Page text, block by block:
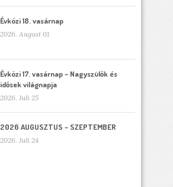
Évközi 18. vasárnap
2026. August 01
Évközi 17. vasárnap – Nagyszülők és
idősek világnapja
2026. Juli 25
2026 AUGUSZTUS – SZEPTEMBER
2026. Juli 24